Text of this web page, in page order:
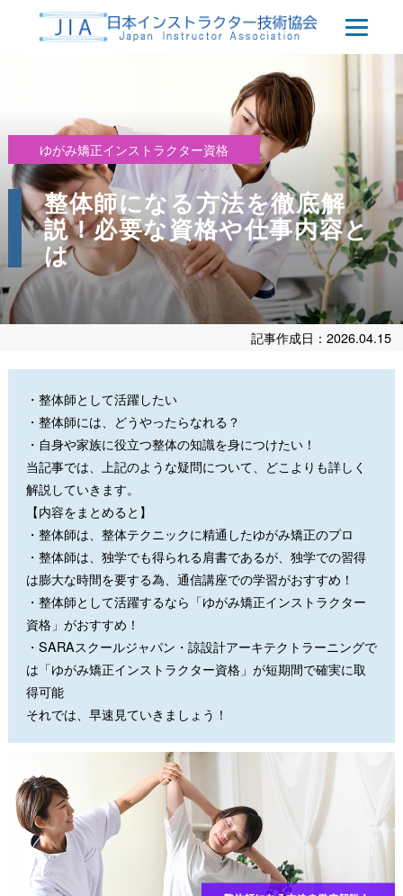
ゆがみ矯正インストラクター資格
整体師になる方法を徹底解
説！必要な資格や仕事内容と
は
記事作成日：2026.04.15
・整体師として活躍したい
・整体師には、どうやったらなれる？
・自身や家族に役立つ整体の知識を身につけたい！
当記事では、上記のような疑問について、どこよりも詳しく
解説していきます。
【内容をまとめると】
・整体師は、整体テクニックに精通したゆがみ矯正のプロ
・整体師は、独学でも得られる肩書であるが、独学での習得
は膨大な時間を要する為、通信講座での学習がおすすめ！
・整体師として活躍するなら「ゆがみ矯正インストラクター
資格」がおすすめ！
・SARAスクールジャパン・諒設計アーキテクトラーニングで
は「ゆがみ矯正インストラクター資格」が短期間で確実に取
得可能
それでは、早速見ていきましょう！